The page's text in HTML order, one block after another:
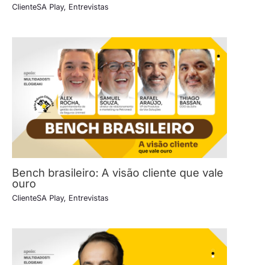
ClienteSA Play, Entrevistas
Bench brasileiro: A visão cliente que vale
ouro
ClienteSA Play, Entrevistas